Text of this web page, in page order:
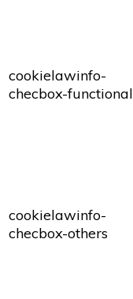
cookielawinfo-
checbox-functional
cookielawinfo-
checbox-others